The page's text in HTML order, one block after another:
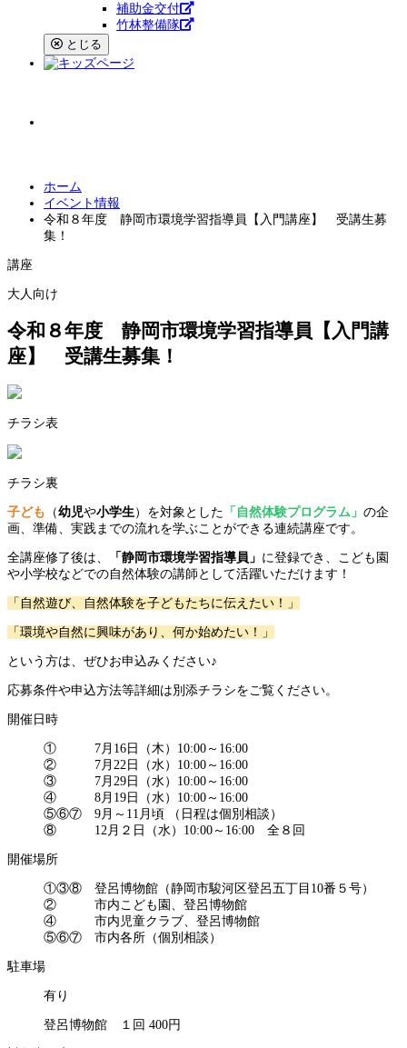
補助金交付
竹林整備隊
とじる
ホーム
イベント情報
令和８年度 静岡市環境学習指導員【入門講座】 受講生募
集！
講座
大人向け
令和８年度 静岡市環境学習指導員【入門講
座】 受講生募集！
チラシ表
チラシ裏
子ども （幼児や小学生） を対象とした 「自然体験プログラム」 の企
画、準備、実践までの流れを学ぶことができる連続講座です。
全講座修了後は、 「静岡市環境学習指導員」 に登録でき、こども園
や小学校などでの自然体験の講師として活躍いただけます！
「自然遊び、自然体験を子どもたちに伝えたい！」
「環境や自然に興味があり、何か始めたい！」
という 方は、ぜひお申込みください♪
応募条件や申込方法等詳細は別添チラシをご覧ください。
開催日時
① 7月16日（木）10:00～16:00
② 7月22日（水）10:00～16:00
③ 7月29日（水）10:00～16:00
④ 8月19日（水）10:00～16:00
⑤⑥⑦ 9月～11月頃 （日程は個別相談）
⑧ 12月２日（水）10:00～16:00 全８回
開催場所
①③⑧ 登呂博物館（静岡市駿河区登呂五丁目10番５号）
② 市内こども園、登呂博物館
④ 市内児童クラブ、登呂博物館
⑤⑥⑦ 市内各所（個別相談）
駐車場
有り
登呂博物館 １回 400円